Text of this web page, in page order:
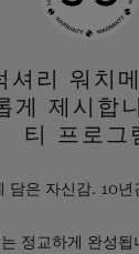
셔리 워치
게 제시합
티 프로그
담은 자신감. 10년
정교하게 완성됩